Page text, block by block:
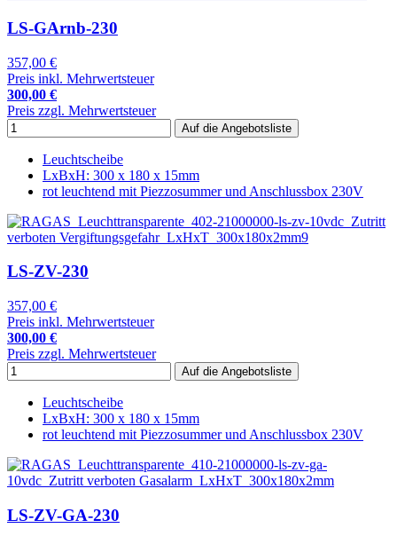
LS-GArnb-230
357,00 €
Preis inkl. Mehrwertsteuer
300,00 €
Preis zzgl. Mehrwertsteuer
Leuchtscheibe
LxBxH: 300 x 180 x 15mm
rot leuchtend mit Piezzosummer und Anschlussbox 230V
LS-ZV-230
357,00 €
Preis inkl. Mehrwertsteuer
300,00 €
Preis zzgl. Mehrwertsteuer
Leuchtscheibe
LxBxH: 300 x 180 x 15mm
rot leuchtend mit Piezzosummer und Anschlussbox 230V
LS-ZV-GA-230